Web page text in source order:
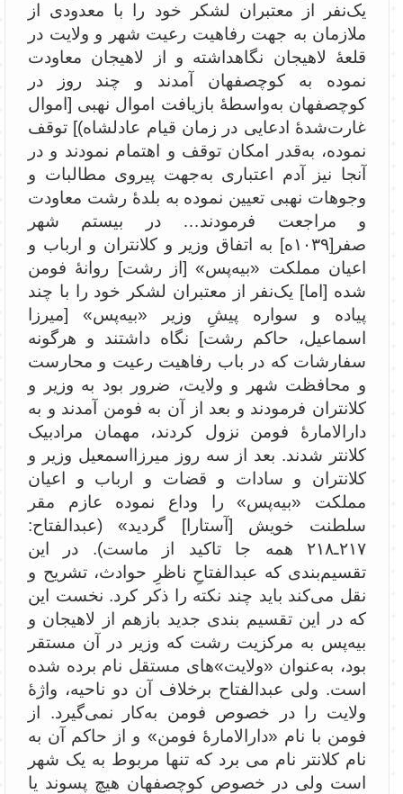
یک‌نفر از معتبران لشکر خود را با معدودی از
ملازمان به جهت رفاهیت رعیت شهر و ولایت در
قلعۀ لاهیجان نگاهداشته و از لاهیجان معاودت
نموده به کوچصفهان آمدند و چند روز در
کوچصفهان به‌واسطۀ بازیافت اموال نهبی [اموال
غارت‌شدۀ ادعایی در زمان قیام عادلشاه)] توقف
نموده، به‌قدر امکان توقف و اهتمام نمودند و در
آنجا نیز آدم اعتباری به‌جهت پیروی مطالبات و
وجوهات نهبی تعیین نموده به بلدۀ رشت معاودت
و مراجعت فرمودند… در بیستم شهر
صفر[۱۰۳۹ه] به اتفاق وزیر و کلانتران و ارباب و
اعیان مملکت «بیه‌پس» [از رشت] روانۀ فومن
شده [اما] یک‌نفر از معتبران لشکر خود را با چند
پیاده و سواره پیشِ وزیر «بیه‌پس» [میرزا
اسماعیل، حاکم رشت] نگاه داشتند و هرگونه
سفارشات که در باب رفاهیت رعیت و محارست
و محافظت شهر و ولایت، ضرور بود به وزیر و
کلانتران فرمودند و بعد از آن به فومن آمدند و به
دارالامارۀ فومن نزول کردند، مهمان مرادبیک
کلانتر شدند. بعد از سه روز میرزااسمعیل وزیر و
کلانتران و سادات و قضات و ارباب و اعیان
مملکت «‌بیه‌پس» را وداع نموده عازم مقر
سلطنت خویش [آستارا] گردید» (عبدالفتاح:
۲۱۷ـ۲۱۸ همه جا تاکید از ماست). در این
تقسیم‌بندی که عبدالفتاحِ ناظرِ حوادث، تشریح و
نقل می‌کند باید چند نکته را ذکر کرد. نخست این
که در این تقسیم بندی جدید بازهم از لاهیجان و
بیه‌پس به مرکزیت رشت که وزیر در آن مستقر
بود، به‌عنوان «ولایت»‌های مستقل نام برده شده
است. ولی عبدالفتاح برخلاف آن دو ناحیه، واژۀ
ولایت را در خصوص فومن به‌کار نمی‌گیرد. از
فومن با نام «دارالامارۀ فومن» و از حاکم آن به
نام کلانتر نام می برد که تنها مربوط به یک شهر
است ولی در خصوص کوچصفهان هیچ پسوند یا